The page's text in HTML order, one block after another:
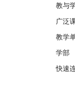
教与
广泛
教学
学部
快速